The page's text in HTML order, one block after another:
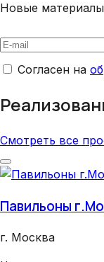
Новые материалы
Согласен на
Смотреть все
Павильоны
г. Москва